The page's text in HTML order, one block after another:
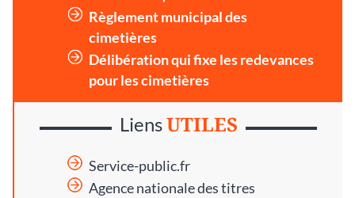
Règlement municipal des
cimetières
Délibération qui fixe les redevances
pour les cimetières
LiensUTILES
Service-public.fr
Agence nationale des titres